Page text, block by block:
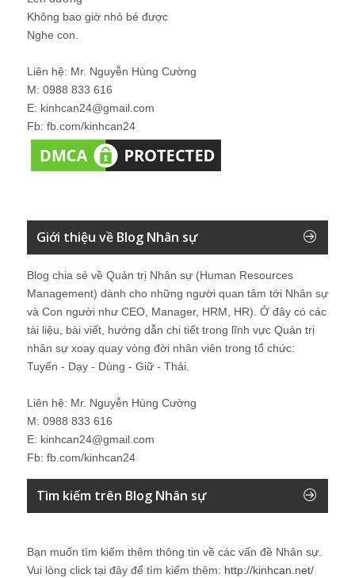
Không bao giờ nhỏ bé được
Nghe con.
Liên hệ: Mr. Nguyễn Hùng Cường
M: 0988 833 616
E: kinhcan24@gmail.com
Fb: fb.com/kinhcan24
Giới thiệu về Blog Nhân sự
Blog chia sẻ về Quản trị Nhân sự (Human Resources
Management) dành cho những người quan tâm tới Nhân sự
và Con người như CEO, Manager, HRM, HR). Ở đây có các
tài liệu, bài viết, hướng dẫn chi tiết trong lĩnh vực Quản trị
nhân sự xoay quay vòng đời nhân viên trong tổ chức:
Tuyển - Dạy - Dùng - Giữ - Thải.
Liên hệ: Mr. Nguyễn Hùng Cường
M: 0988 833 616
E: kinhcan24@gmail.com
Fb: fb.com/kinhcan24
Tìm kiếm trên Blog Nhân sự
Bạn muốn tìm kiếm thêm thông tin về các vấn đề Nhân sự
Vui lòng click tại đây để tìm kiếm thêm: http://kinhcan.net/